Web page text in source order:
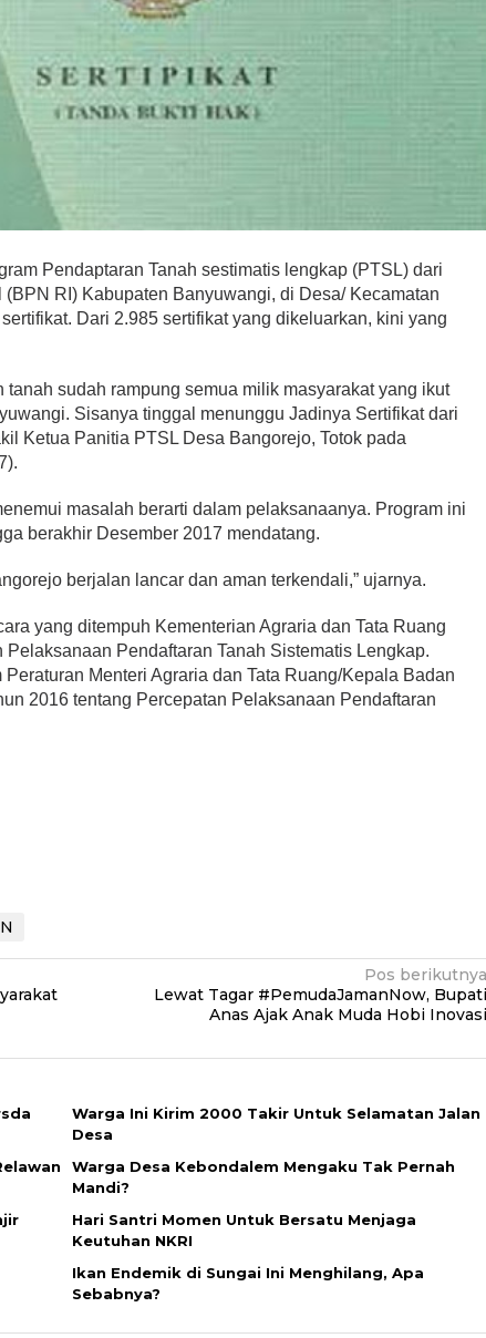
Pendaptaran Tanah sestimatis lengkap (PTSL) dari
RI) Kabupaten Banyuwangi, di Desa/ Kecamatan
Dari 2.985 sertifikat yang dikeluarkan, kini yang
tanah sudah rampung semua milik masyarakat yang ikut
Sisanya tinggal menunggu Jadinya Sertifikat dari
Ketua Panitia PTSL Desa Bangorejo, Totok pada
masalah berarti dalam pelaksanaanya. Program ini
berakhir Desember 2017 mendatang.
berjalan lancar dan aman terkendali,” ujarnya.
yang ditempuh Kementerian Agraria dan Tata Ruang
Pendaftaran Tanah Sistematis Lengkap.
Menteri Agraria dan Tata Ruang/Kepala Badan
2016 tentang Percepatan Pelaksanaan Pendaftaran
Pos berikutnya
Lewat Tagar #PemudaJamanNow, Bupati
Anas Ajak Anak Muda Hobi Inovasi
Warga Ini Kirim 2000 Takir Untuk Selamatan Jalan
Desa
Warga Desa Kebondalem Mengaku Tak Pernah
Mandi?
Hari Santri Momen Untuk Bersatu Menjaga
Keutuhan NKRI
Ikan Endemik di Sungai Ini Menghilang, Apa
Sebabnya?